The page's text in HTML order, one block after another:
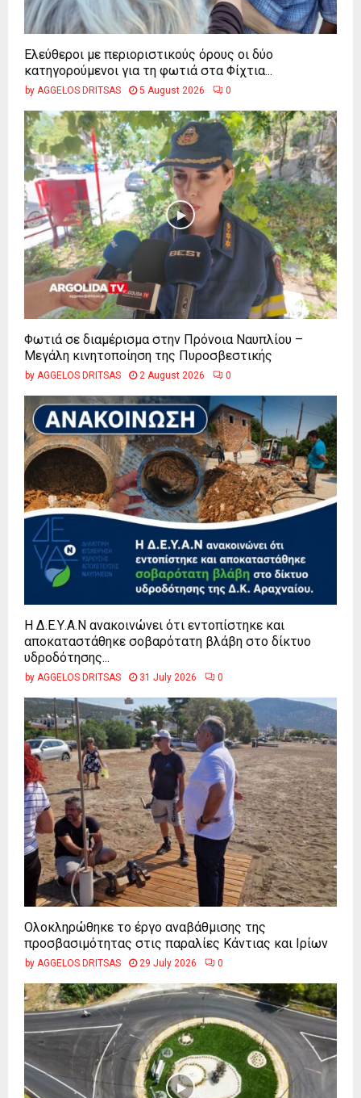
Ελεύθεροι με περιοριστικούς όρους οι δύο
κατηγορούμενοι για τη φωτιά στα Φίχτια...
by AGGELOS DRITSAS 5 August 2026 0
Φωτιά σε διαμέρισμα στην Πρόνοια Ναυπλίου –
Μεγάλη κινητοποίηση της Πυροσβεστικής
by AGGELOS DRITSAS 2 August 2026 0
Η Δ.Ε.Υ.Α.Ν ανακοινώνει ότι εντοπίστηκε και
αποκαταστάθηκε σοβαρότατη βλάβη στο δίκτυο
υδροδότησης...
by AGGELOS DRITSAS 31 July 2026 0
Ολοκληρώθηκε το έργο αναβάθμισης της
προσβασιμότητας στις παραλίες Κάντιας και Ιρίων
by AGGELOS DRITSAS 29 July 2026 0